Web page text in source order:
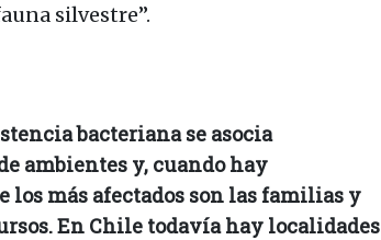
silvestre”.
bacteriana se asocia
ambientes y, cuando hay
los más afectados son las familias y
En Chile todavía hay localidades